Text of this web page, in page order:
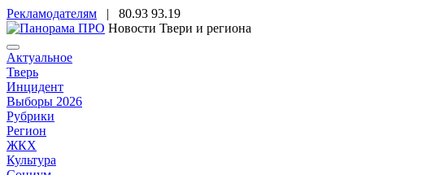
Рекламодателям | 80.93 93.19
Новости Твери и региона
Актуальное
Тверь
Инцидент
Выборы 2026
Рубрики
Регион
ЖКХ
Культура